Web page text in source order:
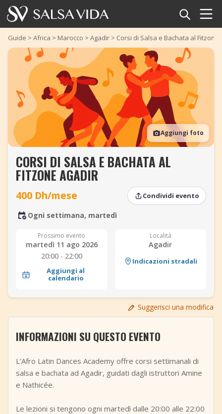
Home
Eventi
Notizie
Articoli
Video
Glossario della salsa
TuneTempo
Aggiungi evento
Guide > Africa > Marocco > Agadir > Corsi di Salsa e Bachata al Fitzone
Aggiungi foto
CORSI DI SALSA E BACHATA AL
FITZONE AGADIR
400 Dh/mese Condividi evento
Ogni settimana, martedì
Prossimo evento
martedì 11 ago 2026
20:00 - 22:00
Aggiungi al
calendario
Località
Agadir
Indicazioni stradali
Suggerisci una modifica
INFORMAZIONI SU QUESTO EVENTO
L’Afro Latin Dances Academy offre corsi settimanali di
salsa e bachata ad Agadir, guidati dagli istruttori Amine
e Nathicée.
Le lezioni si tengono ogni martedì dalle 20:00 alle 22:00